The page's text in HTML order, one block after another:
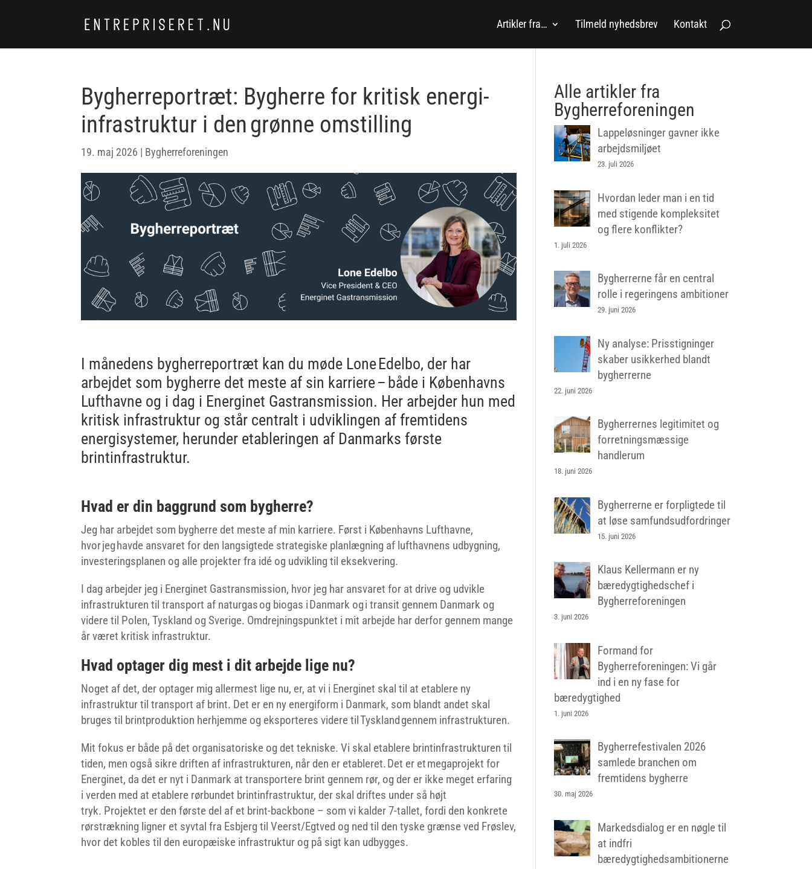
Artikler fra… Tilmeld nyhedsbrev Kontakt
Bygherreportræt: Bygherre for kritisk energi-
infrastruktur i den grønne omstilling
19. maj 2026 | Bygherreforeningen
I månedens bygherreportræt kan du møde Lone Edelbo, der har
arbejdet som bygherre det meste af sin karriere – både i Københavns
Lufthavne og i dag i Energinet Gastransmission. Her arbejder hun med
kritisk infrastruktur og står centralt i udviklingen af fremtidens
energisystemer, herunder etableringen af Danmarks første
brintinfrastruktur.
Hvad er din baggrund som bygherre?
Jeg har arbejdet som bygherre det meste af min karriere. Først i Københavns Lufthavne,
hvor jeg havde ansvaret for den langsigtede strategiske planlægning af lufthavnens udbygning,
investeringsplanen og alle projekter fra idé og udvikling til eksekvering.
I dag arbejder jeg i Energinet Gastransmission, hvor jeg har ansvaret for at drive og udvikle
infrastrukturen til transport af naturgas og biogas i Danmark og i transit gennem Danmark og
videre til Polen, Tyskland og Sverige. Omdrejningspunktet i mit arbejde har derfor gennem mange
år været kritisk infrastruktur.
Hvad optager dig mest i dit arbejde lige nu?
Noget af det, der optager mig allermest lige nu, er, at vi i Energinet skal til at etablere ny
infrastruktur til transport af brint. Det er en ny energiform i Danmark, som blandt andet skal
bruges til brintproduktion herhjemme og eksporteres videre til Tyskland gennem infrastrukturen.
Mit fokus er både på det organisatoriske og det tekniske. Vi skal etablere brintinfrastrukturen til
tiden, men også sikre driften af infrastrukturen, når den er etableret. Det er et megaprojekt for
Energinet, da det er nyt i Danmark at transportere brint gennem rør, og der er ikke meget erfaring
i verden med at etablere rørbundet brintinfrastruktur, der skal driftes under så højt
tryk. Projektet er den første del af et brint-backbone – som vi kalder 7-tallet, fordi den konkrete
rørstrækning ligner et syvtal fra Esbjerg til Veerst/Egtved og ned til den tyske grænse ved Frøslev,
hvor det kobles til den europæiske infrastruktur og på sigt kan udbygges.
Alle artikler fra
Bygherreforeningen
Lappeløsninger gavner ikke
arbejdsmiljøet
23. juli 2026
Hvordan leder man i en tid
med stigende kompleksitet
og flere konflikter?
1. juli 2026
Bygherrerne får en central
rolle i regeringens ambitioner
29. juni 2026
Ny analyse: Prisstigninger
skaber usikkerhed blandt
bygherrerne
22. juni 2026
Bygherrernes legitimitet og
forretningsmæssige
handlerum
18. juni 2026
Bygherrerne er forpligtede til
at løse samfundsudfordringer
15. juni 2026
Klaus Kellermann er ny
bæredygtighedschef i
Bygherreforeningen
3. juni 2026
Formand for
Bygherreforeningen: Vi går
ind i en ny fase for
bæredygtighed
1. juni 2026
Bygherrefestivalen 2026
samlede branchen om
fremtidens bygherre
30. maj 2026
Markedsdialog er en nøgle til
at indfri
bæredygtighedsambitionerne